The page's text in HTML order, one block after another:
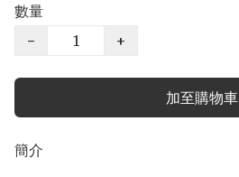
數量
−
+
加至購物車
簡介